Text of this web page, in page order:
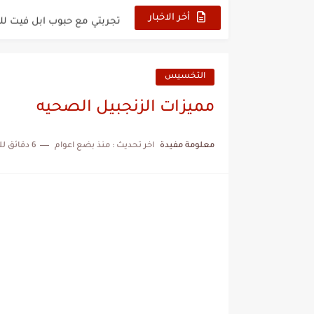
أخر الاخبار تجربتي مع حبوب ابل فيت
تجربتي مع ماء البصل
التخسيس
مميزات الزنجبيل الصحيه
معلومة مفيدة اخر تحديث : منذ بضع اعوام 6 دقائق للقراءة